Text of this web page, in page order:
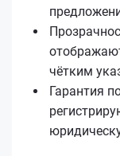
чётким
Гарантия